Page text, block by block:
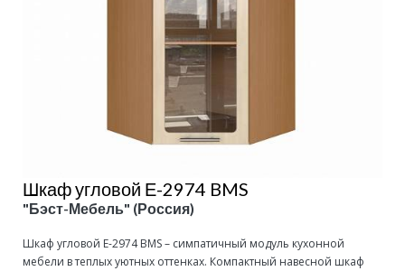
Шкаф угловой Е-2974 BMS
"Бэст-Мебель" (Россия)
Шкаф угловой Е-2974 BMS – симпатичный модуль кухонной
мебели в теплых уютных оттенках. Компактный навесной шкаф